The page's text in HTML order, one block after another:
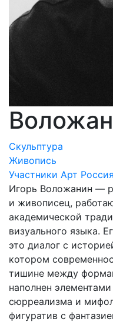
Скульптура
Живопись
Участники Арт Россия
Игорь Воложанин —
и живописец,
академической
визуального языка.
это диалог с
котором
тишине между
наполнен
сюрреализма и
фигуратив с